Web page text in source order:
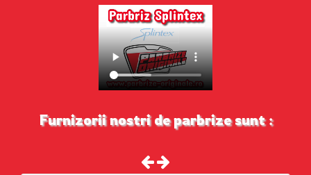
Furnizorii nostri de parbrize sunt :